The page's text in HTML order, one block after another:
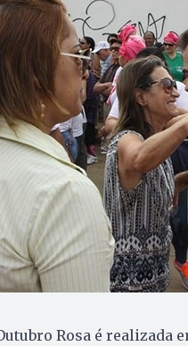
Rosa é realizada